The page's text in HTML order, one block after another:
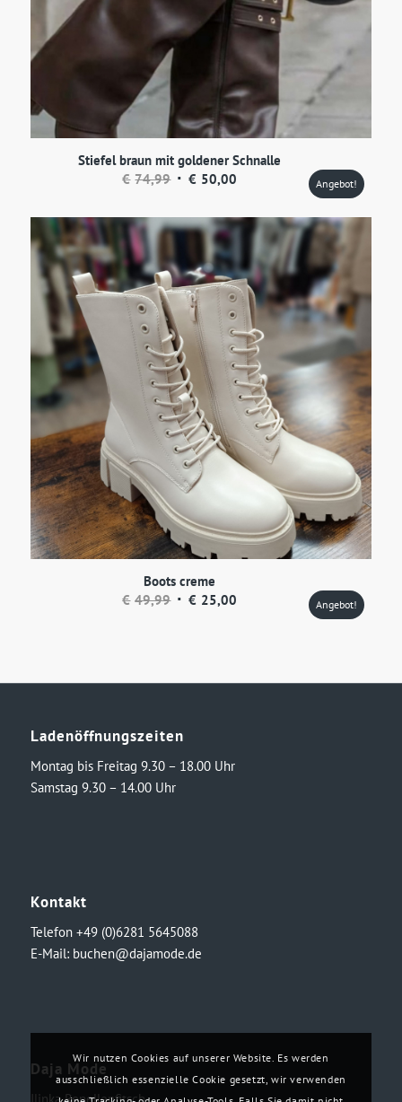
Stiefel braun mit goldener Schnalle
€ 74,99 Ursprünglicher
war:
€74,99
€ 50,00
ist:
€50,00.
Angebot!
Boots creme
€ 49,99 Ursprünglicher
€ 25,00 Angebot!
Ladenöffnungszeiten
Montag bis Freitag 9.30 – 18.00 Uhr
Samstag 9.30 – 14.00 Uhr
Kontakt
Telefon +49 (0)6281 5645088
E-Mail: buchen@dajamode.de
Daja Mode
Ilinka Ronellenfitsch
Wir nutzen Cookies auf unserer Website. Es werden
ausschließlich essenzielle Cookie gesetzt, wir verwenden